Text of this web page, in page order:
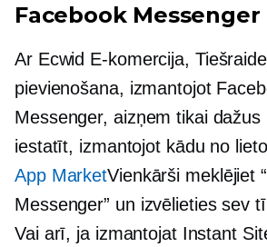
Facebook Messenger
Ar Ecwid E-komercija,
pievienošana, izmantojot
Messenger, aizņem tikai dažus
iestatīt, izmantojot kādu no
App MarketVienkārši meklējiet
Messenger” un izvēlieties sev
Vai arī, ja izmantojat Instant